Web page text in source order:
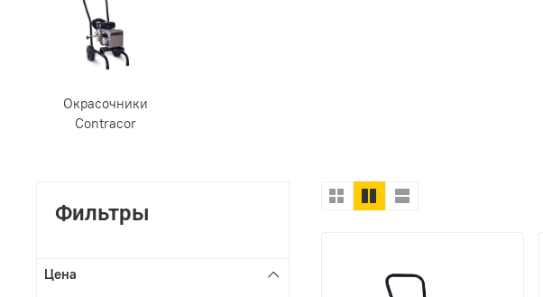
Окрасочники
Contracor
Фильтры
Цена